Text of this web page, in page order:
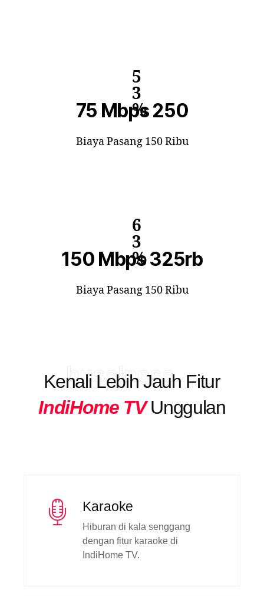
5
3
%
75 Mbps 250
Biaya Pasang 150 Ribu
6
3
%
150 Mbps 325rb
Biaya Pasang 150 Ribu
bussiness
Kenali Lebih Jauh Fitur
IndiHome TVUnggulan
Karaoke
Hiburan di kala senggang
dengan fitur karaoke di
IndiHome TV.